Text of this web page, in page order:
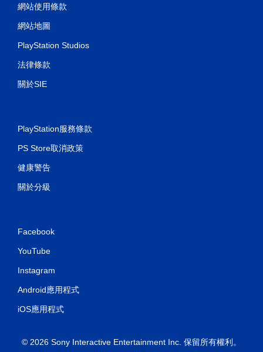
網站使用條款
網站地圖
PlayStation Studios
法律條款
關於SIE
PlayStation服務條款
PS Store取消政策
健康警告
關於分級
Facebook
YouTube
Instagram
Android應用程式
iOS應用程式
© 2026 Sony Interactive Entertainment Inc. 保留所有權利。